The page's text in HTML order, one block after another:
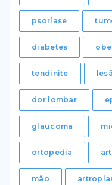
psoríase
diabetes
tendinite
dor lombar
glaucoma
ortopedia
mão